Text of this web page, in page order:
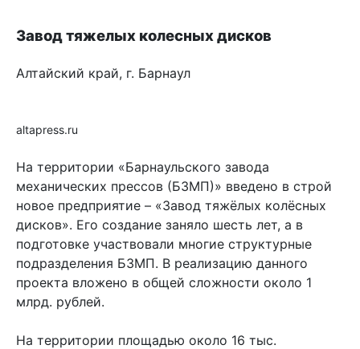
Завод тяжелых колесных дисков
Алтайский край, г. Барнаул
altapress.ru
На территории «Барнаульского завода
механических прессов (БЗМП)» введено в строй
новое предприятие – «Завод тяжёлых колёсных
дисков». Его создание заняло шесть лет, а в
подготовке участвовали многие структурные
подразделения БЗМП. В реализацию данного
проекта вложено в общей сложности около 1
млрд. рублей.
На территории площадью около 16 тыс.